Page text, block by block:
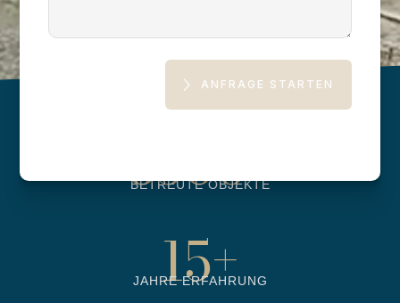
ANFRAGE STARTEN
6500+
BETREUTE OBJEKTE
15+
JAHRE ERFAHRUNG